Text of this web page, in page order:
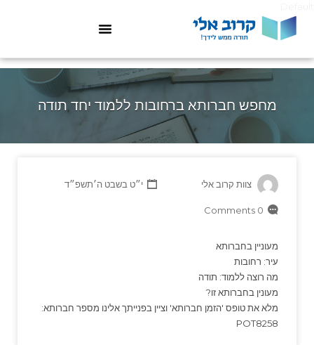
מחפש חברותא ברחובות ללמוד יחד תודה
צוות קרוב אלי י״ט בשבט ה׳תשפ״ד
0 Comments
מעוניין בחברותא
עיר: רחובות
מה רוצה ללמוד: תודה
מעונין בחברותא זו?
מלא את טופס 'הזמן חברותא' וציין בפנייתך אלינו מספר חברותא:
POT8258